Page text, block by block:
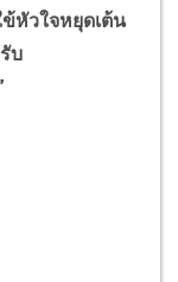
หัวใจหยุดเต้น
บ